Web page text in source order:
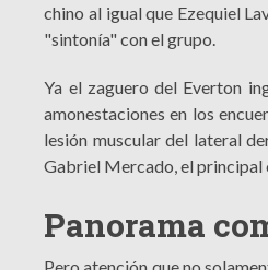
chino al igual que Ezequiel
"sintonía" con el grupo.
Ya el zaguero del Everton
amonestaciones en los
lesión muscular del lateral
Gabriel Mercado, el principal
Panorama